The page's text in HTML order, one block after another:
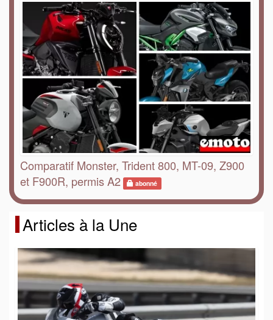
Comparatif Monster, Trident 800, MT-09, Z900
et F900R, permis A2
abonné
Articles à la Une